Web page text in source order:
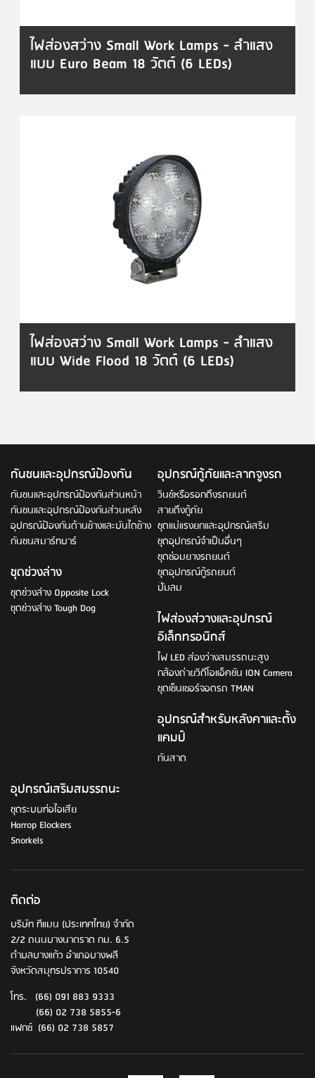
ไฟส่องสว่าง Small Work Lamps - ลำแสง
แบบ Euro Beam 18 วัตต์ (6 LEDs)
ไฟส่องสว่าง Small Work Lamps - ลำแสง
แบบ Wide Flood 18 วัตต์ (6 LEDs)
กันชนและอุปกรณ์ป้องกัน
กันชนและอุปกรณ์ป้องกันส่วนหน้า
กันชนและอุปกรณ์ป้องกันส่วนหลัง
อุปกรณ์ป้องกันด้านข้างและบันไดข้าง
กันชนสมาร์ทบาร์
ชุดช่วงล่าง
ชุดช่วงล่าง Opposite Lock
ชุดช่วงล่าง Tough Dog
อุปกรณ์กู้ภัยและลากจูงรถ
วินช์หรือรอกดึงรถยนต์
สายดึงกู้ภัย
ชุดแม่แรงยกและอุปกรณ์เสริม
ชุดอุปกรณ์จำเป็นอื่นๆ
ชุดซ่อมยางรถยนต์
ชุดอุปกรณ์กู้รถยนต์
ปั๊มลม
ไฟส่องส่วางและอุปกรณ์
อิเล็กทรอนิกส์
ไฟ LED ส่องว่างสมรรถนะสูง
กล้องถ่ายวิดีโอแอ็คชัน ION Camera
ชุดเซ็นเซอร์จอดรถ TMAN
อุปกรณ์สำหรับหลังคาและตั้ง
แคมป์
กันสาด
อุปกรณ์เสริมสมรรถนะ
ชุดระบบท่อไอเสีย
Harrop Elockers
Snorkels
ติดต่อ
บริษัท ทีแมน (ประเทศไทย) จำกัด
2/2 ถนนบางนาตราด กม. 6.5
ตำบลบางแก้ว อำเภอบางพลี
จังหวัดสมุทรปราการ 10540
โทร. (66) 091 883 9333
(66) 02 738 5855-6
แฟกซ์ (66) 02 738 5857